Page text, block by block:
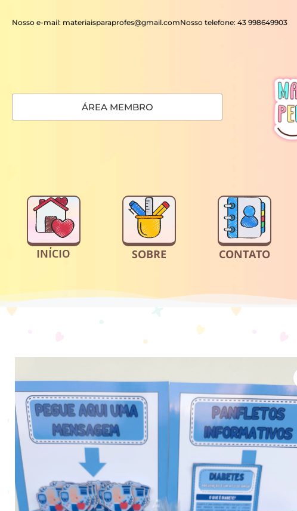
Nosso e-mail: materiaisparaprofes@gmail.comNosso telefone: 43 998649903
ÁREA MEMBRO
INÍCIO SOBRE CONTATO